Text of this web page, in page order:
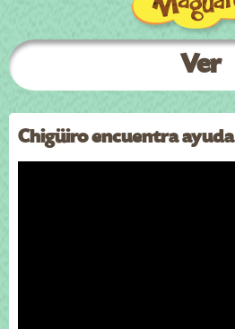
Ver
Chigüiro encuentra ayuda